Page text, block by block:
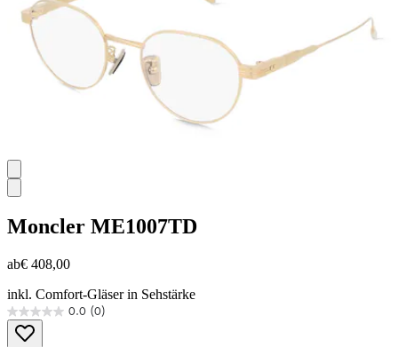
Moncler ME1007TD
ab€ 408,00
inkl. Comfort-Gläser in Sehstärke
0.0 (0)
0.0
von